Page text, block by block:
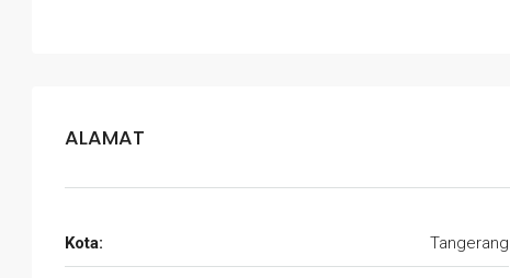
ALAMAT
Kota: Tangerang